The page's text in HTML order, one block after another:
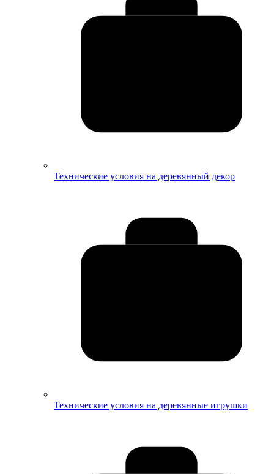
Технические условия на деревянный декор
Технические условия на деревянные игрушки